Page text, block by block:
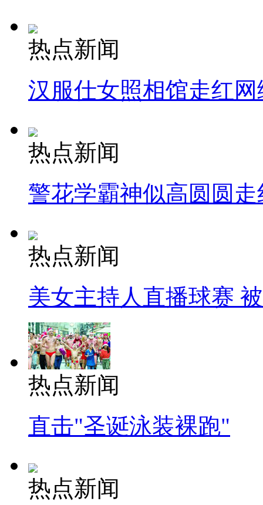
热点新闻
汉服仕女照相馆走红网
热点新闻
警花学霸神似高圆圆走
热点新闻
美女主持人直播球赛
热点新闻
直击"圣诞泳装裸跑"
热点新闻